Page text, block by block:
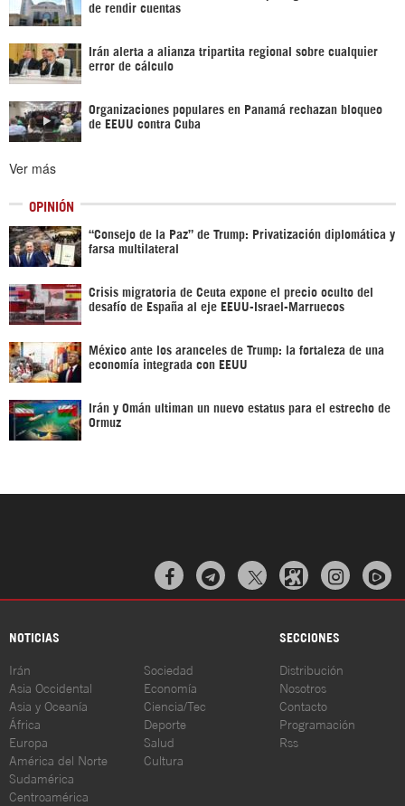
de rendir cuentas
Irán alerta a alianza tripartita regional sobre cualquier
error de cálculo
Organizaciones populares en Panamá rechazan bloqueo
de EEUU contra Cuba
Ver más
OPINIÓN
“Consejo de la Paz” de Trump: Privatización diplomática y
farsa multilateral
Crisis migratoria de Ceuta expone el precio oculto del
desafío de España al eje EEUU-Israel-Marruecos
México ante los aranceles de Trump: la fortaleza de una
economía integrada con EEUU
Irán y Omán ultiman un nuevo estatus para el estrecho de
Ormuz
  
NOTICIAS SECCIONES
Irán
Asia Occidental
Asia y Oceanía
África
Europa
América del Norte
Sudamérica
Centroamérica
Sociedad
Economía
Ciencia/Tec
Deporte
Salud
Cultura
Distribución
Nosotros
Contacto
Programación
Rss